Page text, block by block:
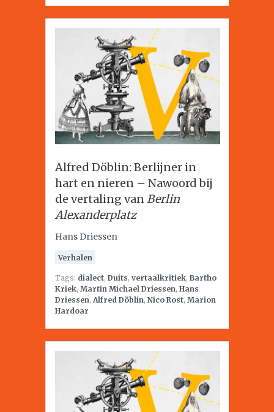
Alfred Döblin: Berlijner in
hart en nieren – Nawoord bij
de vertaling vanBerlin
Alexanderplatz
Hans Driessen
Verhalen
Tags: dialect, Duits, vertaalkritiek, Bartho
Kriek, Martin Michael Driessen, Hans
Driessen, Alfred Döblin, Nico Rost, Marion
Hardoar